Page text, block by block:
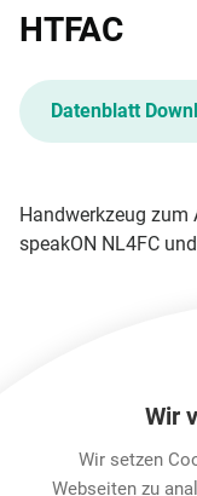
HTFAC
Datenblatt
Handwerkzeug zum
speakON NL4FC
Technische
Wir
Wir setzen
Webseiten zu